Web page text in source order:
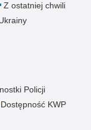
Z ostatniej chwili
Policji
Dostępność KWP